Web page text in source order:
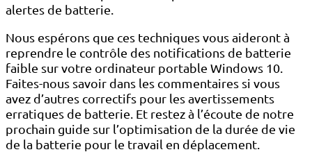
alertes de batterie.
Nous espérons que ces techniques vous aideront à
reprendre le contrôle des notifications de batterie
faible sur votre ordinateur portable Windows 10.
Faites-nous savoir dans les commentaires si vous
avez d’autres correctifs pour les avertissements
erratiques de batterie. Et restez à l’écoute de notre
prochain guide sur l’optimisation de la durée de vie
de la batterie pour le travail en déplacement.